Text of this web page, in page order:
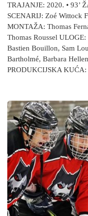
TRAJANJE: 2020. • 93’
SCENARIJ: Zoé Wittock
MONTAŽA: Thomas
Thomas Roussel
Bastien Bouillon, Sam
Bartholmé, Barbara
PRODUKCIJSKA